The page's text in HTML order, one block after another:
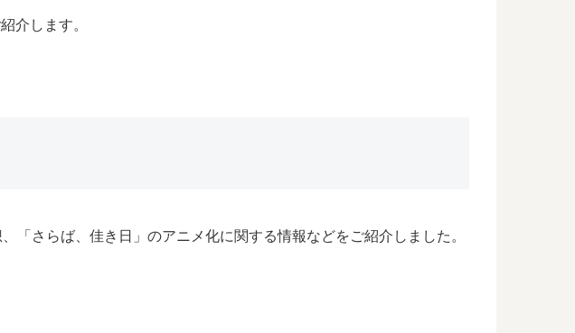
介します。
さらば、佳き日」のアニメ化に関する情報などをご紹介しました。